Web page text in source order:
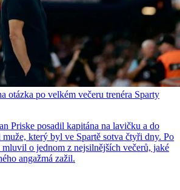
otázka po velkém večeru trenéra Sparty
Priske posadil kapitána na lavičku a do
muže, který byl ve Spartě sotva čtyři dny. Po
o jednom z nejsilnějších večerů, jaké
angažmá zažil.